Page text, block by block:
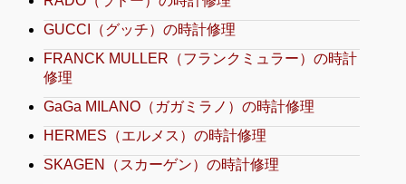
GUCCI（グッチ）の時計修理
FRANCK MULLER（フランクミュラー）の時計
修理
GaGa MILANO（ガガミラノ）の時計修理
HERMES（エルメス）の時計修理
SKAGEN（スカーゲン）の時計修理